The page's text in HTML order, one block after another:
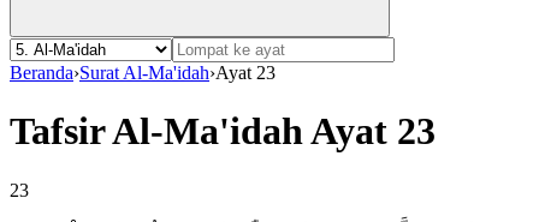
Beranda›Surat Al-Ma'idah›Ayat 23
Tafsir Al-Ma'idah Ayat 23
23